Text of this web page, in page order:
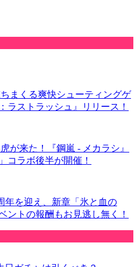
まくる爽快シューティングゲ
ラストラッシュ』リリース！
が来た！『鋼嵐 - メカラシ』
コラボ後半が開催！
年を迎え、新章「氷と血の
ントの報酬もお見逃し無く！